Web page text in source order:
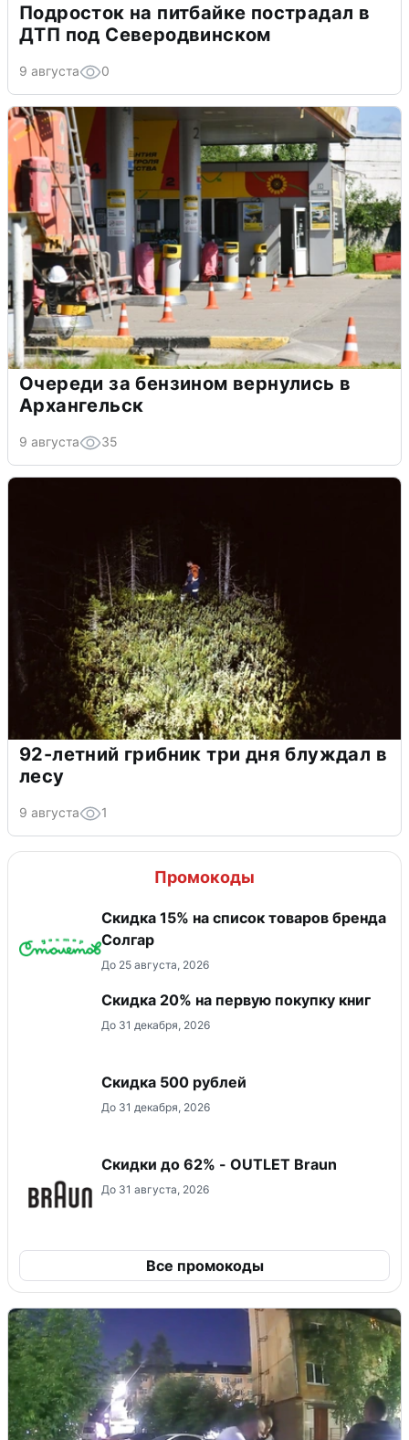
Подросток на питбайке пострадал в
ДТП под Северодвинском
9 августа 0
Очереди за бензином вернулись в
Архангельск
9 августа 35
92-летний грибник три дня блуждал в
лесу
9 августа 1
Промокоды
Скидка 15% на список товаров бренда
Солгар
До 25 августа, 2026
Скидка 20% на первую покупку книг
До 31 декабря, 2026
Скидка 500 рублей
До 31 декабря, 2026
Скидки до 62% - OUTLET Braun
До 31 августа, 2026
Все промокоды